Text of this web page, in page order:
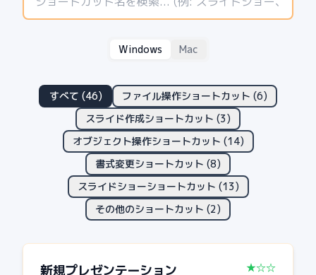
Windows Mac
すべて (46) ファイル操作ショートカット (6)
スライド作成ショートカット (3)
オブジェクト操作ショートカット (14)
書式変更ショートカット (8)
スライドショーショートカット (13)
その他のショートカット (2)
新規プレゼンテーション ★☆☆